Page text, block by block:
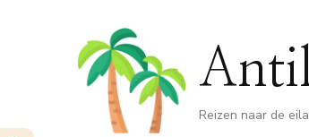
Reizen naar de